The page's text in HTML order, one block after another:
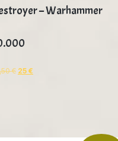
– Warhammer
€ 25 €